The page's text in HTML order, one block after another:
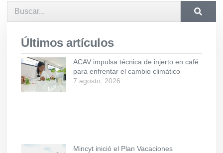
Últimos artículos
ACAV impulsa técnica de injerto en café
para enfrentar el cambio climático
7 agosto, 2026
Mincyt inició el Plan Vacaciones